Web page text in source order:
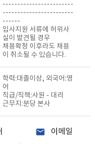
------------------------
------------------------
------
입사지원 서류에 허위사
실이 발견될 경우
채용확정 이후라도 채용
이 취소될 수 있습니다.
학력:대졸이상, 외국어:영
어
직급/직책:사원 - 대리
근무지:분당 본사
이메일